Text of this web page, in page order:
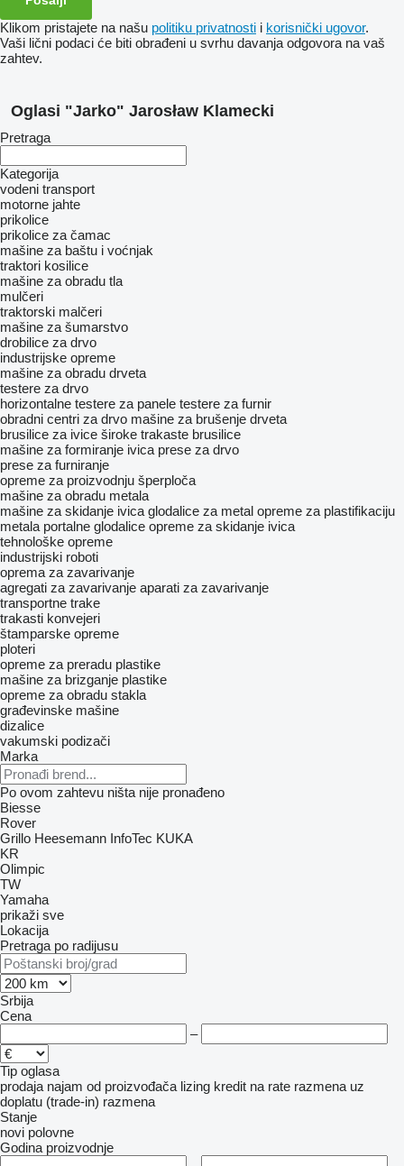
Klikom pristajete na našu politiku privatnosti i korisnički ugovor.
Vaši lični podaci će biti obrađeni u svrhu davanja odgovora na vaš
zahtev.
Oglasi "Jarko" Jarosław Klamecki
Pretraga
Kategorija
vodeni transport
motorne jahte
prikolice
prikolice za čamac
mašine za baštu i voćnjak
traktori kosilice
mašine za obradu tla
mulčeri
traktorski malčeri
mašine za šumarstvo
drobilice za drvo
industrijske opreme
mašine za obradu drveta
testere za drvo
horizontalne testere za panele testere za furnir
obradni centri za drvo mašine za brušenje drveta
brusilice za ivice široke trakaste brusilice
mašine za formiranje ivica prese za drvo
prese za furniranje
opreme za proizvodnju šperploča
mašine za obradu metala
mašine za skidanje ivica glodalice za metal opreme za plastifikaciju
metala portalne glodalice opreme za skidanje ivica
tehnološke opreme
industrijski roboti
oprema za zavarivanje
agregati za zavarivanje aparati za zavarivanje
transportne trake
trakasti konvejeri
štamparske opreme
ploteri
opreme za preradu plastike
mašine za brizganje plastike
opreme za obradu stakla
građevinske mašine
dizalice
vakumski podizači
Marka
Po ovom zahtevu ništa nije pronađeno
Biesse
Rover
Grillo Heesemann InfoTec KUKA
KR
Olimpic
TW
Yamaha
prikaži sve
Lokacija
Pretraga po radijusu
Srbija
Cena
–
Tip oglasa
prodaja najam od proizvođača lizing kredit na rate razmena uz
doplatu (trade-in) razmena
Stanje
novi polovne
Godina proizvodnje